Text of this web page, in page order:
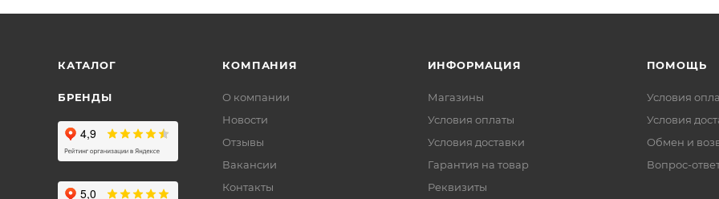
КАТАЛОГ
БРЕНДЫ
КОМПАНИЯ
О компании
Новости
Отзывы
Вакансии
Контакты
ИНФОРМАЦИЯ
Магазины
Условия оплаты
Условия доставки
Гарантия на товар
Реквизиты
ПОМОЩЬ
Условия
Условия
Обмен и
Вопрос-